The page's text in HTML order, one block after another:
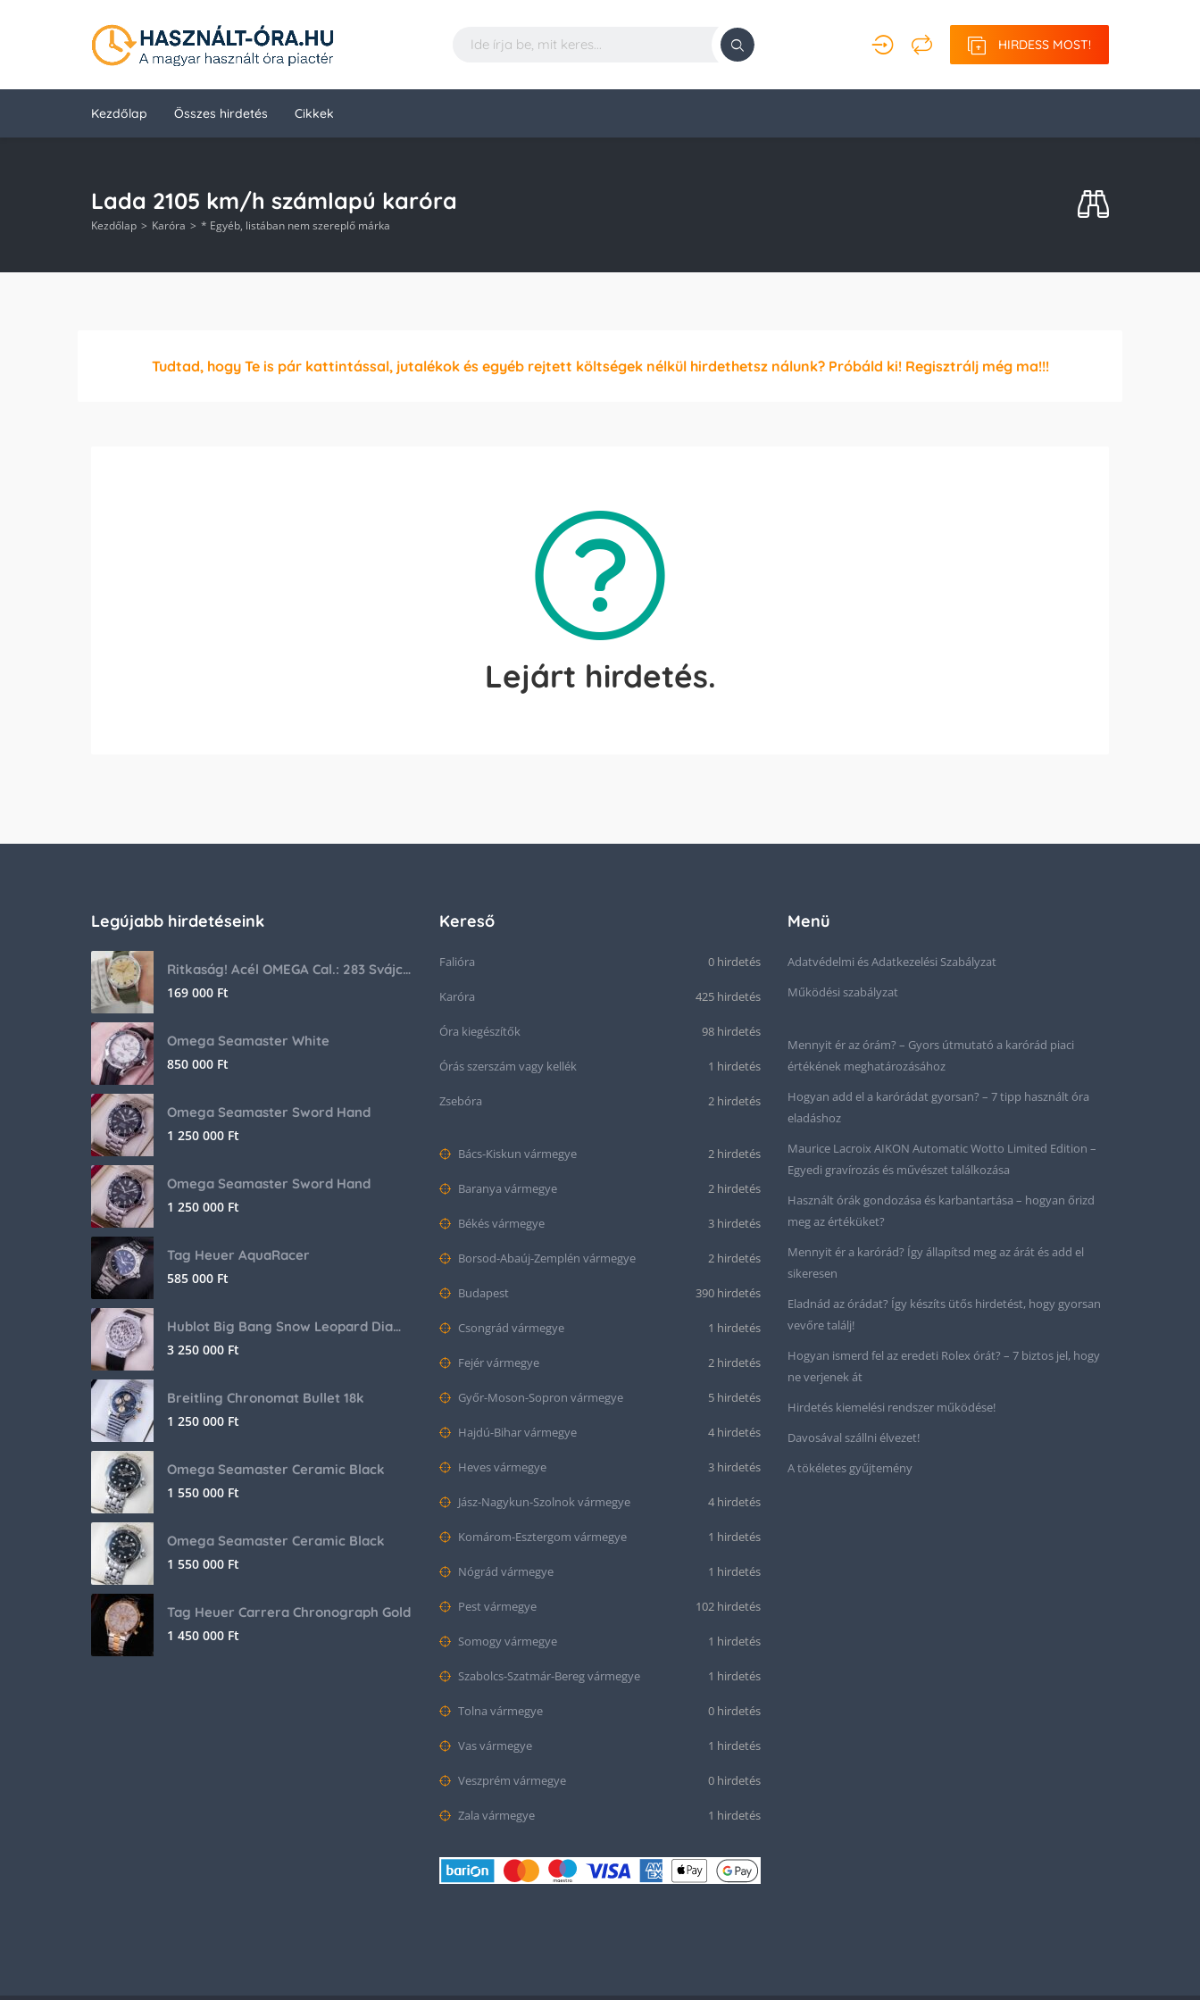
HIRDESS MOST!
Kezdőlap Összes hirdetés Cikkek
Lada 2105 km/h számlapú karóra
Kezdőlap Karóra * Egyéb, listában nem szereplő márka
Tudtad, hogy Te is pár kattintással, jutalékok és egyéb rejtett költségek nélkül hirdethetsz nálunk? Próbáld ki! Regisztrálj még ma!!!
Lejárt hirdetés.
Legújabb hirdetéseink
Ritkaság! Acél OMEGA Cal.: 283 Svájci karóra 1953-ból!
169 000 Ft
Omega Seamaster White
850 000 Ft
Omega Seamaster Sword Hand
1 250 000 Ft
Omega Seamaster Sword Hand
1 250 000 Ft
Tag Heuer AquaRacer
585 000 Ft
Hublot Big Bang Snow Leopard Diamond
3 250 000 Ft
Breitling Chronomat Bullet 18k
1 250 000 Ft
Omega Seamaster Ceramic Black
1 550 000 Ft
Omega Seamaster Ceramic Black
1 550 000 Ft
Tag Heuer Carrera Chronograph Gold
1 450 000 Ft
Kereső
Falióra 0 hirdetés
Karóra 425 hirdetés
Óra kiegészítők 98 hirdetés
Órás szerszám vagy kellék 1 hirdetés
Zsebóra 2 hirdetés
Bács-Kiskun vármegye 2 hirdetés
Baranya vármegye 2 hirdetés
Békés vármegye 3 hirdetés
Borsod-Abaúj-Zemplén vármegye 2 hirdetés
Budapest 390 hirdetés
Csongrád vármegye 1 hirdetés
Fejér vármegye 2 hirdetés
Győr-Moson-Sopron vármegye 5 hirdetés
Hajdú-Bihar vármegye 4 hirdetés
Heves vármegye 3 hirdetés
Jász-Nagykun-Szolnok vármegye 4 hirdetés
Komárom-Esztergom vármegye 1 hirdetés
Nógrád vármegye 1 hirdetés
Pest vármegye 102 hirdetés
Somogy vármegye 1 hirdetés
Szabolcs-Szatmár-Bereg vármegye 1 hirdetés
Tolna vármegye 0 hirdetés
Vas vármegye 1 hirdetés
Veszprém vármegye 0 hirdetés
Zala vármegye 1 hirdetés
Menü
Adatvédelmi és Adatkezelési Szabályzat
Működési szabályzat
Mennyit ér az órám? – Gyors útmutató a karórád piaci
értékének meghatározásához
Hogyan add el a karórádat gyorsan? – 7 tipp használt óra
eladáshoz
Maurice Lacroix AIKON Automatic Wotto Limited Edition –
Egyedi gravírozás és művészet találkozása
Használt órák gondozása és karbantartása – hogyan őrizd
meg az értéküket?
Mennyit ér a karórád? Így állapítsd meg az árát és add el
sikeresen
Eladnád az órádat? Így készíts ütős hirdetést, hogy gyorsan
vevőre találj!
Hogyan ismerd fel az eredeti Rolex órát? – 7 biztos jel, hogy
ne verjenek át
Hirdetés kiemelési rendszer működése!
Davosával szállni élvezet!
A tökéletes gyűjtemény